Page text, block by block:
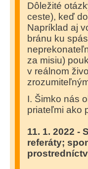
Dôležité
ceste), keď
Napríklad aj
bránu ku
za misiu)
v reálnom
I. Šimko nás
priateľmi ako
11. 1. 2022 -
referáty;